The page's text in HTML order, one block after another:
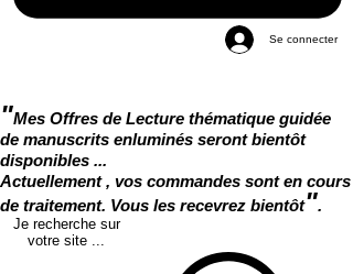
Se connecter
"Mes Offres de Lecture thématique guidée
de manuscrits enluminés seront bientôt
disponibles ...
Actuellement , vos commandes sont en cours
de traitement. Vous les recevrez bientôt".
Je recherche sur
votre site ...